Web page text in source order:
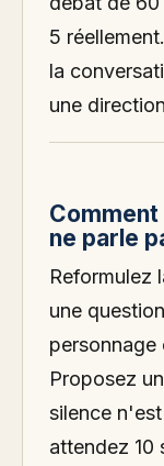
5
la
une
ne parle
Reformulez
une
personnage
Proposez
silence
attendez 10